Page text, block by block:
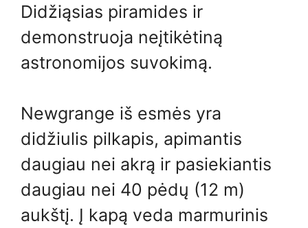
Didžiąsias piramides ir
demonstruoja neįtikėtiną
astronomijos suvokimą.
Newgrange iš esmės yra
didžiulis pilkapis, apimantis
daugiau nei akrą ir pasiekiantis
daugiau nei 40 pėdų (12 m)
aukštį. Į kapą veda marmurinis